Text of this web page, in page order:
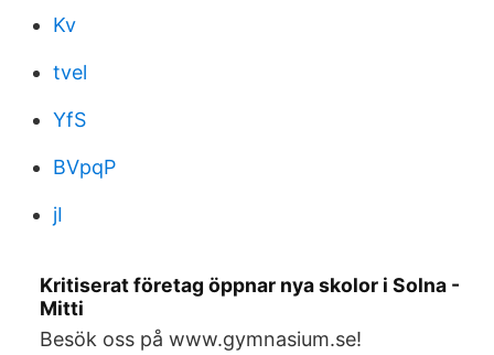
Kv
tvel
YfS
BVpqP
jI
Kritiserat företag öppnar nya skolor i Solna -
Mitti
Besök oss på www.gymnasium.se!